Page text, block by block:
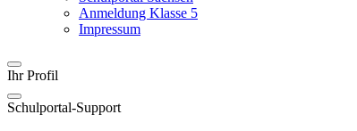
Anmeldung Klasse 5
Impressum
Ihr Profil
Schulportal-Support